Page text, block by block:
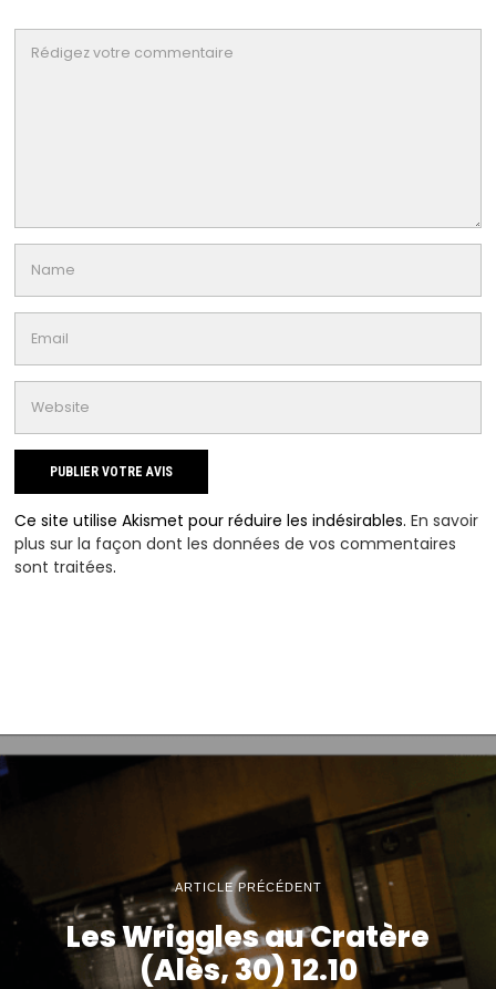
Ce site utilise Akismet pour réduire les indésirables.En savoir
plus sur la façon dont les données de vos commentaires
sont traitées.
ARTICLE PRÉCÉDENT
Les Wriggles au Cratère
(Alès, 30) 12.10